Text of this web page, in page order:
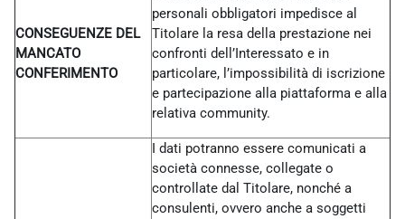
CONSEGUENZE DEL
MANCATO
CONFERIMENTO
personali obbligatori impedisce al
Titolare la resa della prestazione nei
confronti dell’Interessato e in
particolare, l’impossibilità di iscrizione
e partecipazione alla piattaforma e alla
relativa community.
I dati potranno essere comunicati a
società connesse, collegate o
controllate dal Titolare, nonché a
consulenti, ovvero anche a soggetti